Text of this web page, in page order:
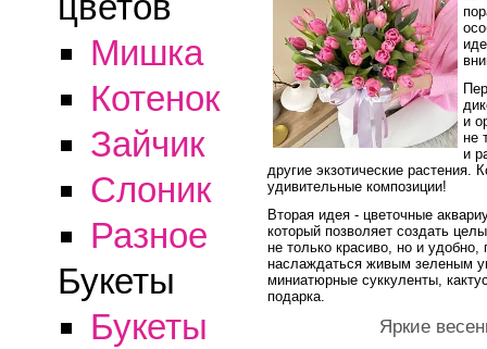
Мишка
Котенок
Зайчик
Слоник
Разное
Букеты
Букеты
и
не
и
другие экзотические растения.
удивительные композиции!
Вторая идея - цветочные
который позволяет создать
не только красиво, но и
наслаждаться живым зеленым
миниатюрные суккуленты,
подарка.
Яркие